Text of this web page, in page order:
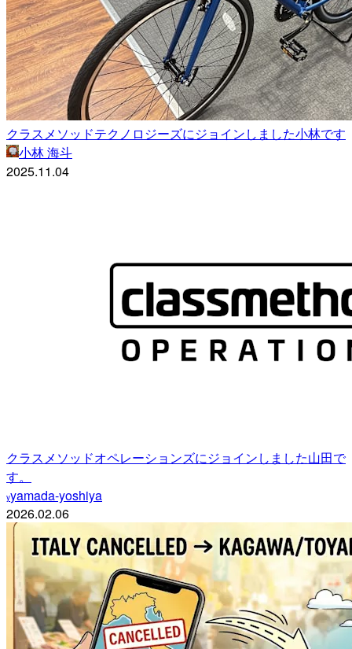
クラスメソッドテクノロジーズにジョインしました小林です
小林 海斗
2025.11.04
クラスメソッドオペレーションズにジョインしました山田で
す。
yyamada-yoshiya
2026.02.06